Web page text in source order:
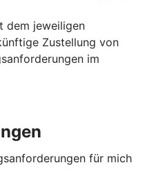
dem jeweiligen
Zustellung von
im
für mich